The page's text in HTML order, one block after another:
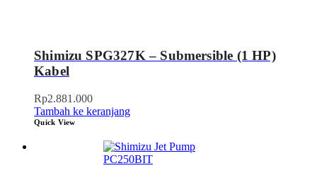
Shimizu SPG327K – Submersible (1 HP)
Kabel
Rp2.881.000
Tambah ke keranjang
Quick View